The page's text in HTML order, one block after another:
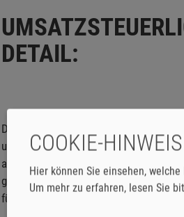
DETAIL:
Die
gilt
und öffentlichen Gebäuden installiert
auf die eigentlichen PV-Anlagen,
gesamte Wertschöpfungskette von
für Investitionen in erneuerbare
COOKIE-HINWEIS
Hier können Sie einsehen,
Um mehr zu erfahren, lesen Sie